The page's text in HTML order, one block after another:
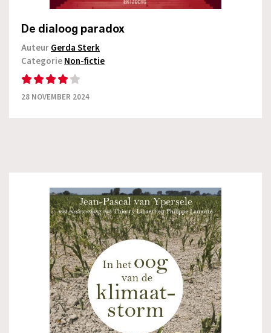
De dialoog paradox
AuteurGerda Sterk
CategorieNon-fictie
28 NOVEMBER 2024